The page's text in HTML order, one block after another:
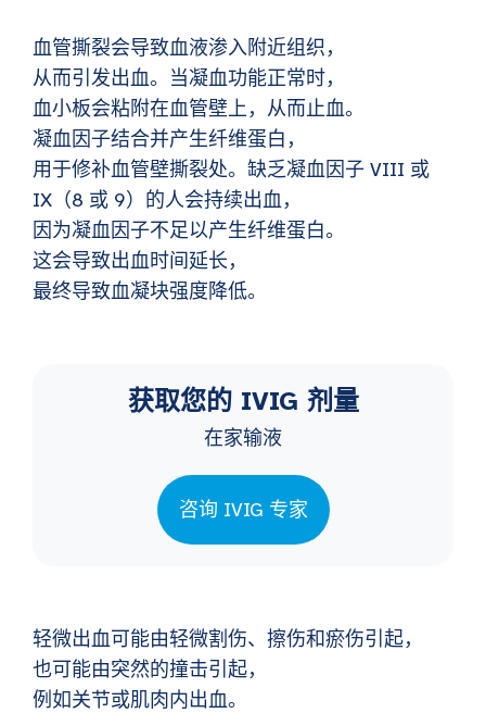
血管撕裂会导致血液渗入附近组织，
从而引发出血。当凝血功能正常时，
血小板会粘附在血管壁上，从而止血。
凝血因子结合并产生纤维蛋白，
用于修补血管壁撕裂处。缺乏凝血因子 VIII 或
IX（8 或 9）的人会持续出血，
因为凝血因子不足以产生纤维蛋白。
这会导致出血时间延长，
最终导致血凝块强度降低。
获取您的 IVIG 剂量
在家输液
咨询 IVIG 专家
轻微出血可能由轻微割伤、擦伤和瘀伤引起，
也可能由突然的撞击引起，
例如关节或肌肉内出血。